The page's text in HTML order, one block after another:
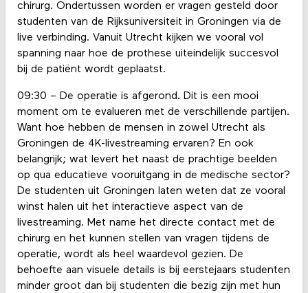
chirurg. Ondertussen worden er vragen gesteld door
studenten van de Rijksuniversiteit in Groningen via de
live verbinding. Vanuit Utrecht kijken we vooral vol
spanning naar hoe de prothese uiteindelijk succesvol
bij de patiënt wordt geplaatst.
09:30 – De operatie is afgerond. Dit is een mooi
moment om te evalueren met de verschillende partijen.
Want hoe hebben de mensen in zowel Utrecht als
Groningen de 4K-livestreaming ervaren? En ook
belangrijk; wat levert het naast de prachtige beelden
op qua educatieve vooruitgang in de medische sector?
De studenten uit Groningen laten weten dat ze vooral
winst halen uit het interactieve aspect van de
livestreaming. Met name het directe contact met de
chirurg en het kunnen stellen van vragen tijdens de
operatie, wordt als heel waardevol gezien. De
behoefte aan visuele details is bij eerstejaars studenten
minder groot dan bij studenten die bezig zijn met hun